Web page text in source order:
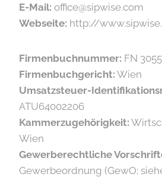
E-Mail: office@sipwise.com
Webseite: http://
Firmenbuchnummer: FN
Firmenbuchgericht: Wien
Umsatzsteuer-
ATU64002206
Kammerzugehörigkeit:
Wien
Gewerberechtliche
Gewerbeordnung (GewO;